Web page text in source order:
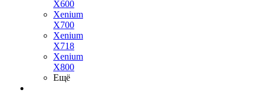
X600
Xenium
X700
Xenium
X718
Xenium
X800
Ещё